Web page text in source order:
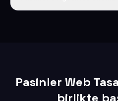
Pasinler Web
birlikte